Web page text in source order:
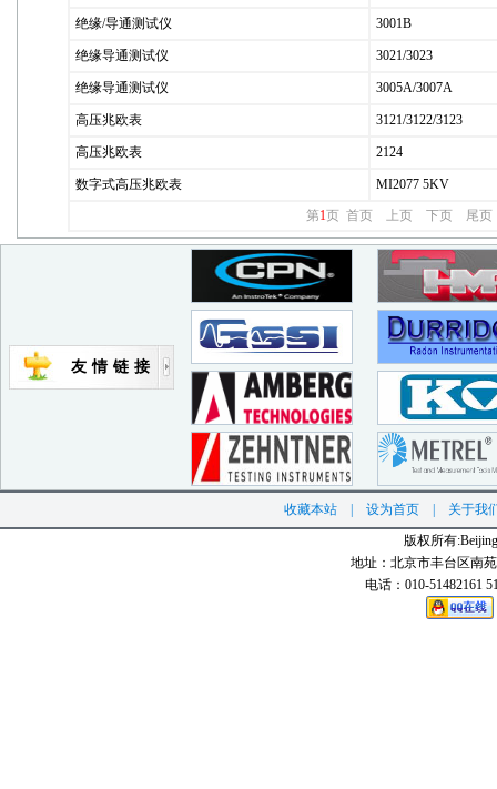
绝缘/导通测试仪 3001B
绝缘导通测试仪 3021/3023
绝缘导通测试仪 3005A/3007A
高压兆欧表 3121/3122/3123
高压兆欧表 2124
数字式高压兆欧表
MI2077 5KV
第1页 首页 上页 下页 尾页
友情链接
收藏本站| 设为首页|
关于我
版权所有
地址：北京市丰台区南
电话：010-51482161